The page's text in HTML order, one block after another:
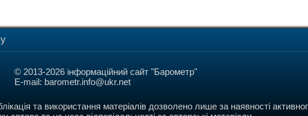
© 2013-2026 інформаційний сайт "Барометр"
E-mail: barometr.info@ukr.net
та використання матеріалів дозволено лише за наявності